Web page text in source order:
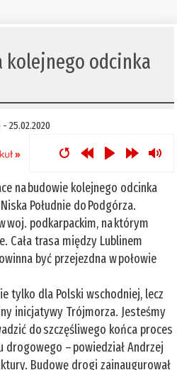
kolejnego odcinka
25.02.2020
na budowie kolejnego odcinka
Południe do Podgórza.
woj. podkarpackim, na którym
Cała trasa między Lublinem
być przejezdna w połowie
tylko dla Polski wschodniej, lecz
inicjatywy Trójmorza. Jesteśmy
do szczęśliwego końca proces
– powiedział Andrzej
Budowę drogi zainaugurował